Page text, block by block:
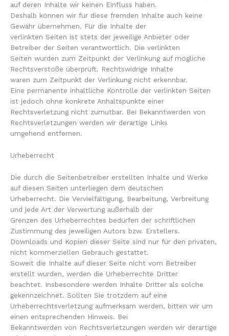
auf deren Inhalte wir keinen Einfluss haben.
Deshalb können wir für diese fremden Inhalte auch keine
Gewähr übernehmen. Für die Inhalte der
verlinkten Seiten ist stets der jeweilige Anbieter oder
Betreiber der Seiten verantwortlich. Die verlinkten
Seiten wurden zum Zeitpunkt der Verlinkung auf mögliche
Rechtsverstöße überprüft. Rechtswidrige Inhalte
waren zum Zeitpunkt der Verlinkung nicht erkennbar.
Eine permanente inhaltliche Kontrolle der verlinkten Seiten
ist jedoch ohne konkrete Anhaltspunkte einer
Rechtsverletzung nicht zumutbar. Bei Bekanntwerden von
Rechtsverletzungen werden wir derartige Links
umgehend entfernen.
Urheberrecht
Die durch die Seitenbetreiber erstellten Inhalte und Werke
auf diesen Seiten unterliegen dem deutschen
Urheberrecht. Die Vervielfältigung, Bearbeitung, Verbreitung
und jede Art der Verwertung außerhalb der
Grenzen des Urheberrechtes bedürfen der schriftlichen
Zustimmung des jeweiligen Autors bzw. Erstellers.
Downloads und Kopien dieser Seite sind nur für den privaten,
nicht kommerziellen Gebrauch gestattet.
Soweit die Inhalte auf dieser Seite nicht vom Betreiber
erstellt wurden, werden die Urheberrechte Dritter
beachtet. Insbesondere werden Inhalte Dritter als solche
gekennzeichnet. Sollten Sie trotzdem auf eine
Urheberrechtsverletzung aufmerksam werden, bitten wir um
einen entsprechenden Hinweis. Bei
Bekanntwerden von Rechtsverletzungen werden wir derartige